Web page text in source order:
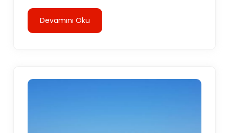
Devamını Oku